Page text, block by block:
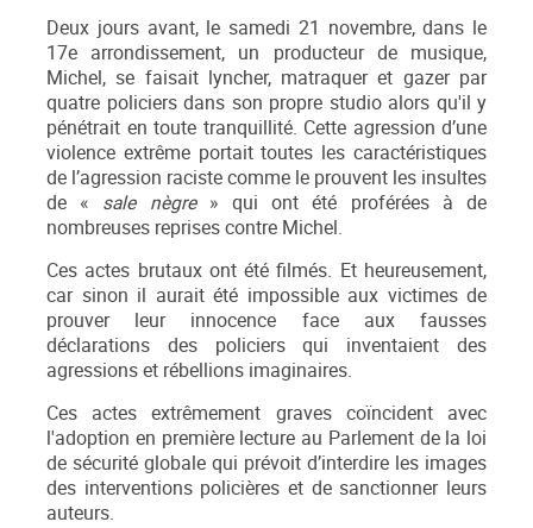
Deux jours avant, le samedi 21 novembre, dans le
17e arrondissement, un producteur de musique,
Michel, se faisait lyncher, matraquer et gazer par
quatre policiers dans son propre studio alors qu'il y
pénétrait en toute tranquillité. Cette agression d’une
violence extrême portait toutes les caractéristiques
de l’agression raciste comme le prouvent les insultes
de « sale nègre» qui ont été proférées à de
nombreuses reprises contre Michel.
Ces actes brutaux ont été filmés. Et heureusement,
car sinon il aurait été impossible aux victimes de
prouver leur innocence face aux fausses
déclarations des policiers qui inventaient des
agressions et rébellions imaginaires.
Ces actes extrêmement graves coïncident avec
l'adoption en première lecture au Parlement de la loi
de sécurité globale qui prévoit d’interdire les images
des interventions policières et de sanctionner leurs
auteurs.